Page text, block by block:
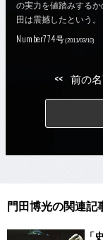
の実力を値踏みする
田は震撼したという。
Number774号(2011/03/10)
<< 前の
門田博光の関連記
「